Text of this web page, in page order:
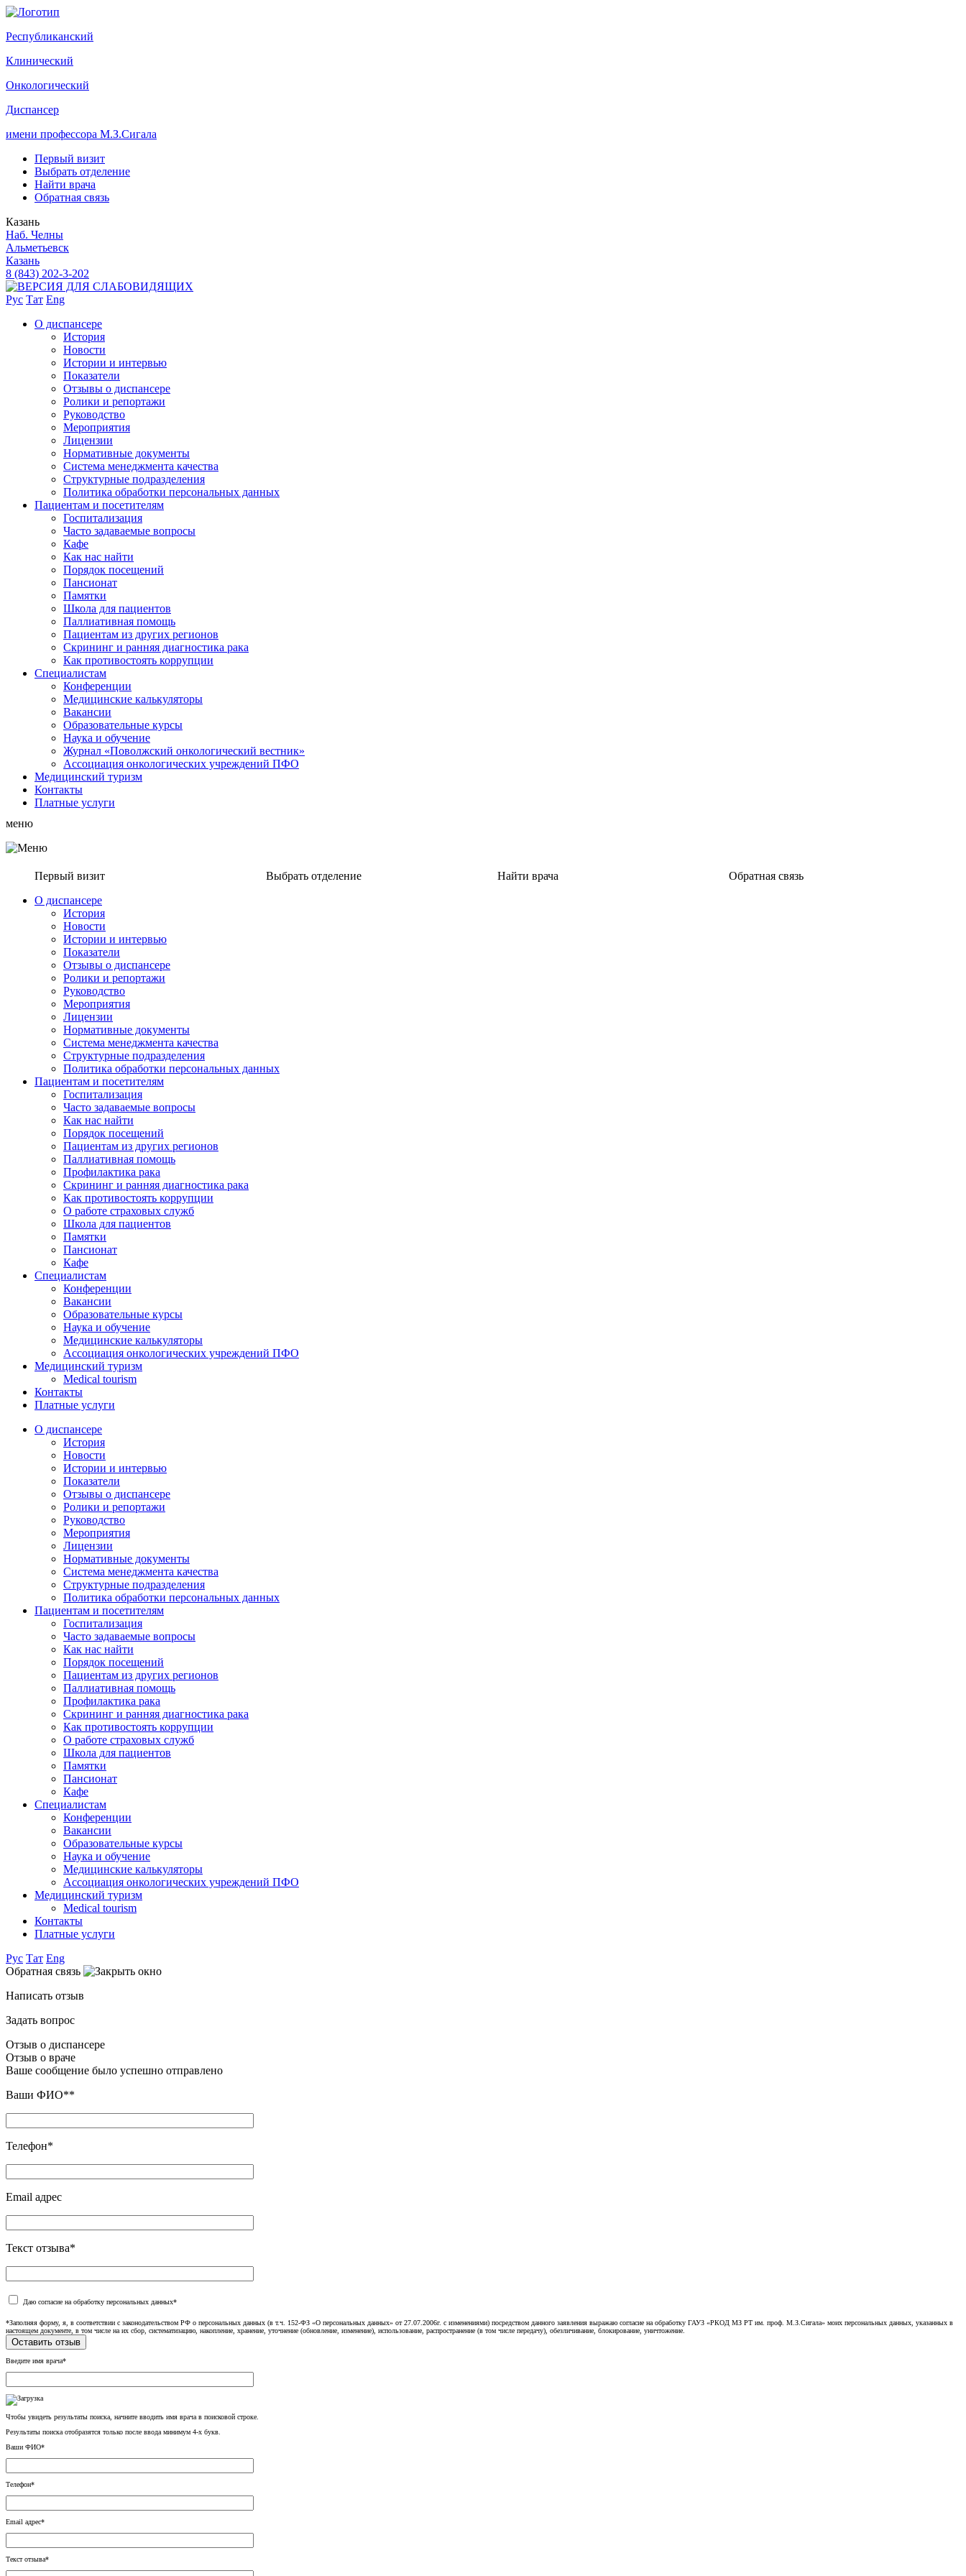
Республиканский
Клинический
Онкологический
Диспансер
имени профессора М.З.Сигала
Первый визит
Выбрать отделение
Найти врача
Обратная связь
Казань
Наб. Челны
Альметьевск
Казань
8 (843) 202-3-202
Рус Тат Eng
О диспансере
История
Новости
Истории и интервью
Показатели
Отзывы о диспансере
Ролики и репортажи
Руководство
Мероприятия
Лицензии
Нормативные документы
Система менеджмента качества
Структурные подразделения
Политика обработки персональных данных
Пациентам и посетителям
Госпитализация
Часто задаваемые вопросы
Кафе
Как нас найти
Порядок посещений
Пансионат
Памятки
Школа для пациентов
Паллиативная помощь
Пациентам из других регионов
Скрининг и ранняя диагностика рака
Как противостоять коррупции
Специалистам
Конференции
Медицинские калькуляторы
Вакансии
Образовательные курсы
Наука и обучение
Журнал «Поволжский онкологический вестник»
Ассоциация oнкологических учреждений ПФО
Медицинский туризм
Контакты
Платные услуги
меню
Первый визит Выбрать отделение Найти врача
Обратная связь
О диспансере
История
Новости
Истории и интервью
Показатели
Отзывы о диспансере
Ролики и репортажи
Руководство
Мероприятия
Лицензии
Нормативные документы
Система менеджмента качества
Структурные подразделения
Политика обработки персональных данных
Пациентам и посетителям
Госпитализация
Часто задаваемые вопросы
Как нас найти
Порядок посещений
Пациентам из других регионов
Паллиативная помощь
Профилактика рака
Скрининг и ранняя диагностика рака
Как противостоять коррупции
О работе страховых служб
Школа для пациентов
Памятки
Пансионат
Кафе
Специалистам
Конференции
Вакансии
Образовательные курсы
Наука и обучение
Медицинские калькуляторы
Ассоциация oнкологических учреждений ПФО
Медицинский туризм
Medical tourism
Контакты
Платные услуги
О диспансере
История
Новости
Истории и интервью
Показатели
Отзывы о диспансере
Ролики и репортажи
Руководство
Мероприятия
Лицензии
Нормативные документы
Система менеджмента качества
Структурные подразделения
Политика обработки персональных данных
Пациентам и посетителям
Госпитализация
Часто задаваемые вопросы
Как нас найти
Порядок посещений
Пациентам из других регионов
Паллиативная помощь
Профилактика рака
Скрининг и ранняя диагностика рака
Как противостоять коррупции
О работе страховых служб
Школа для пациентов
Памятки
Пансионат
Кафе
Специалистам
Конференции
Вакансии
Образовательные курсы
Наука и обучение
Медицинские калькуляторы
Ассоциация oнкологических учреждений ПФО
Медицинский туризм
Medical tourism
Контакты
Платные услуги
Рус Тат Eng
Обратная связь
Написать отзыв
Задать вопрос
Отзыв о диспансере
Отзыв о враче
Ваше сообщение было успешно отправлено
Ваши ФИО**
Телефон*
Email адрес
Текст отзыва*
Даю согласие на обработку персональных данных*
*Заполняя форму, я, в соответствии с законодательством РФ о персональных данных (в т.ч. 152-ФЗ «О персональных данных» от 27.07.2006г. с изменениями) посредством данного заявления выражаю согласие на обработку ГАУЗ «РКОД МЗ РТ им. проф. М.З.Сигала» моих персональных данных, указанных в
настоящем документе, в том числе на их сбор, систематизацию, накопление, хранение, уточнение (обновление, изменение), использование, распространение (в том числе передачу), обезличивание, блокирование, уничтожение.
Введите имя врача*
Чтобы увидеть результаты поиска, начните вводить имя врача в поисковой строке.
Результаты поиска отобразятся только после ввода минимум 4-х букв.
Ваши ФИО*
Телефон*
Email адрес*
Текст отзыва*